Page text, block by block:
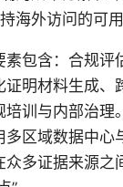
海外访问的可用
素包含：合规评
证明材料生成、
训与内部治理。
多区域数据中心
众多证据来源之